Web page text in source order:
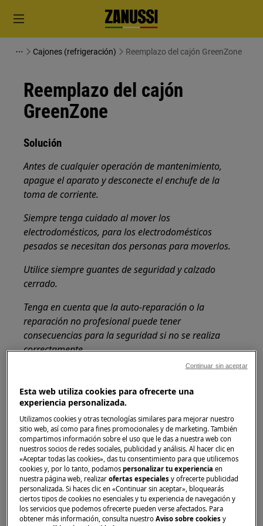
Cajones (refrigeración) Reemplazo del cajón GreenZone
Reemplazo del cajón
GreenZone
Solución
Antes de cualquier operación de mantenimiento,
apague el aparato y desconecte el enchufe de la
toma de corriente.
Siempre tenga cuidado al mover los
electrodomésticos, para los electrodomésticos
pesados se necesitan dos personas para moverlos.
Utilice siempre guantes de seguridad y calzado
cerrado.
Tenga en cuenta que la auto-reparación o la
reparación no profesional puede tener
consecuencias para la seguridad si no se realiza
correctamente.
Hay un cajón extraíble en la parte inferior del
compartimento frigorífico.
El estante de cristal del GreenZone está
equipado con un dispositivo que regula su
sellado y puede utilizarse para controlar la
humedad dentro del cajón.
Extracción del cajón GreenZone
Se recomienda vaciar el cajón antes de sacarlo
Esta web utiliza cookies para ofrecerte una
experiencia personalizada.
Utilizamos cookies y otras tecnologías similares para mejorar nuestro
sitio web, así como para fines promocionales y de marketing. También
compartimos información sobre el uso que le das a nuestra web con
nuestros socios de redes sociales, publicidad y análisis. Al hacer clic en
«Aceptar todas las cookies», das tu consentimiento para que utilicemos
cookies y, por lo tanto, podamospersonalizar tu experienciaen
nuestra página web, realizarofertas especiales y ofrecerte publicidad
personalizada. Si haces clic en «Continuar sin aceptar», bloquearás
ciertos tipos de cookies no esenciales y tu experiencia de navegación y
los servicios que podemos ofrecerte pueden verse afectados. Para
obtener más información, consulta nuestroAviso sobre cookies y
Continuar sin aceptar